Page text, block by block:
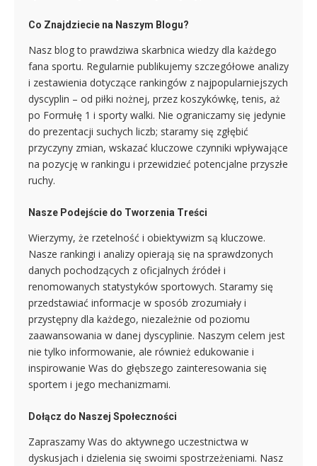
Co Znajdziecie na Naszym Blogu?
Nasz blog to prawdziwa skarbnica wiedzy dla każdego
fana sportu. Regularnie publikujemy szczegółowe analizy
i zestawienia dotyczące rankingów z najpopularniejszych
dyscyplin – od piłki nożnej, przez koszykówkę, tenis, aż
po Formułę 1 i sporty walki. Nie ograniczamy się jedynie
do prezentacji suchych liczb; staramy się zgłębić
przyczyny zmian, wskazać kluczowe czynniki wpływające
na pozycję w rankingu i przewidzieć potencjalne przyszłe
ruchy.
Nasze Podejście do Tworzenia Treści
Wierzymy, że rzetelność i obiektywizm są kluczowe.
Nasze rankingi i analizy opierają się na sprawdzonych
danych pochodzących z oficjalnych źródeł i
renomowanych statystyków sportowych. Staramy się
przedstawiać informacje w sposób zrozumiały i
przystępny dla każdego, niezależnie od poziomu
zaawansowania w danej dyscyplinie. Naszym celem jest
nie tylko informowanie, ale również edukowanie i
inspirowanie Was do głębszego zainteresowania się
sportem i jego mechanizmami.
Dołącz do Naszej Społeczności
Zapraszamy Was do aktywnego uczestnictwa w
dyskusjach i dzielenia się swoimi spostrzeżeniami. Nasz